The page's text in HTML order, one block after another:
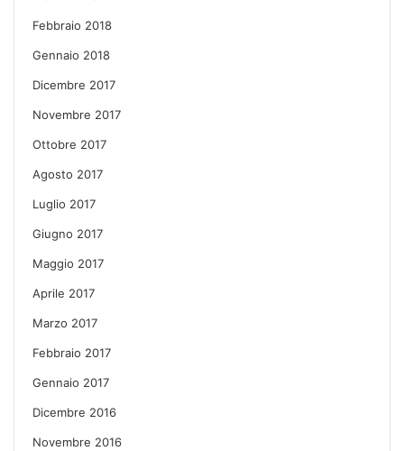
Febbraio 2018
Gennaio 2018
Dicembre 2017
Novembre 2017
Ottobre 2017
Agosto 2017
Luglio 2017
Giugno 2017
Maggio 2017
Aprile 2017
Marzo 2017
Febbraio 2017
Gennaio 2017
Dicembre 2016
Novembre 2016